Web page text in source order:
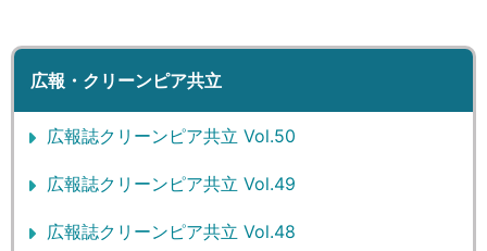
広報・クリーンピア共立
広報誌クリーンピア共立 Vol.50
広報誌クリーンピア共立 Vol.49
広報誌クリーンピア共立 Vol.48